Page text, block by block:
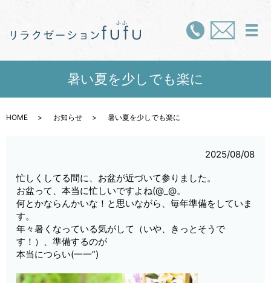
メ
暑い夏を少しでも楽に
HOME お知らせ 暑い夏を少しでも楽に
2025/08/08
忙しくしてる間に、お盆が近づいて参りました。
お盆って、本当に忙しいですよね(@_@。
何とかならんかいな！と思いながら、毎年準備をしていま
す。
年々暑くなっている気がして（いや、きっとそうで
す！）、準備するのが
本当につらい(一一”)